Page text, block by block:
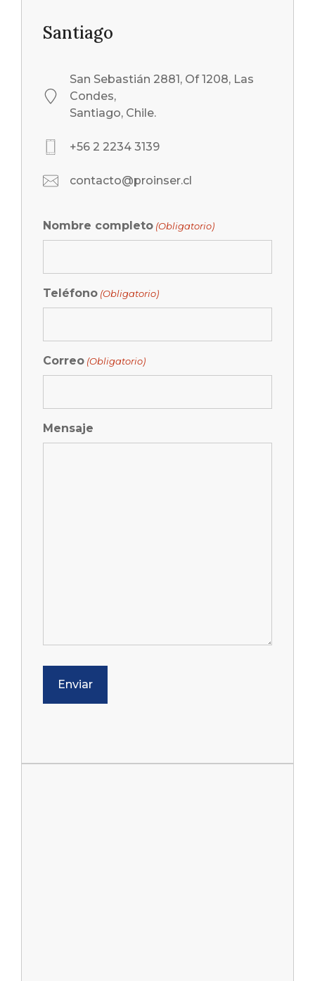
Santiago
San Sebastián 2881, Of 1208, Las
Condes,
Santiago, Chile.
+56 2 2234 3139
contacto@proinser.cl
Nombre completo (Obligatorio)
Teléfono (Obligatorio)
Correo (Obligatorio)
Mensaje